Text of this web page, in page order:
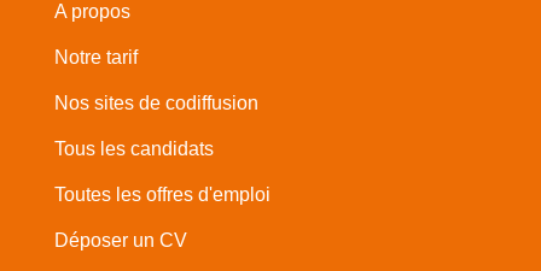
A propos
Notre tarif
Nos sites de codiffusion
Tous les candidats
Toutes les offres d'emploi
Déposer un CV